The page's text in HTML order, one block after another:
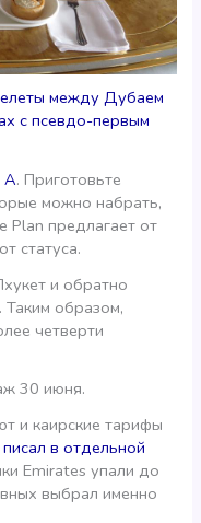
между Дубаем
с псевдо-первым
А. Приготовьте
можно набрать,
Plan предлагает от
статуса.
и обратно
образом,
четверти
30 июня.
и каирские тарифы
в отдельной
Emirates упали до
выбрал именно